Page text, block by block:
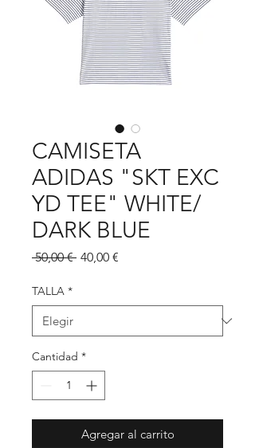
CAMISETA
ADIDAS "SKT EXC
YD TEE" WHITE/
DARK BLUE
50,00 € Precio
40,00 €
TALLA *
Cantidad *
Agregar al carrito